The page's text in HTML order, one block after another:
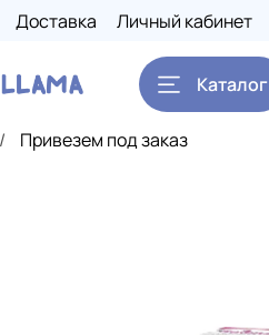
Доставка Личный кабинет
Каталог
Привезем под заказ